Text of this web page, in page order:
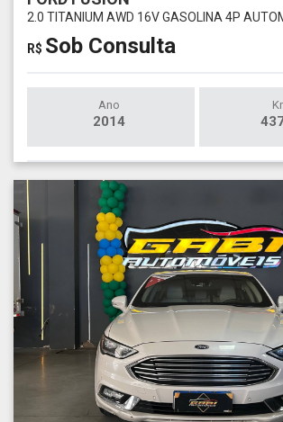
2.0 TITANIUM AWD 16V GASOLINA 4P
R$ Sob Consulta
Ano
2014